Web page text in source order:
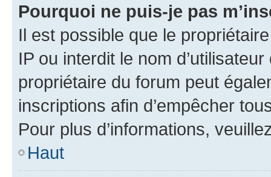
Pourquoi ne puis-je pas
Il est possible que le
IP ou interdit le nom
propriétaire du forum peut
inscriptions afin d’empêcher
Pour plus d’informations,
Haut